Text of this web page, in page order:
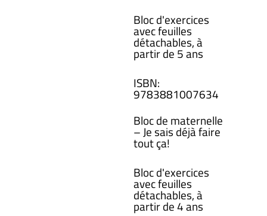
Bloc d'exercices
avec feuilles
détachables, à
partir de 5 ans
ISBN:
9783881007634
Bloc de maternelle
– Je sais déjà faire
tout ça!
Bloc d'exercices
avec feuilles
détachables, à
partir de 4 ans